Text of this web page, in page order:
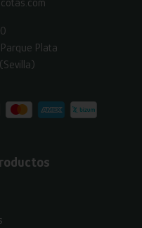
Plata